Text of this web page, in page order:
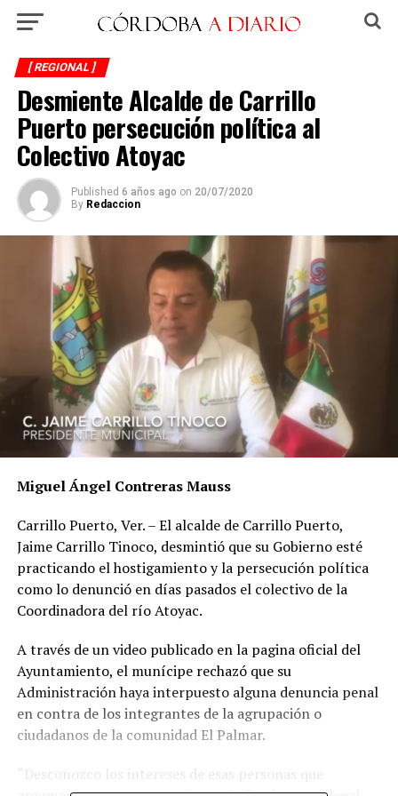
[ REGIONAL ]
Desmiente Alcalde de Carrillo
Puerto persecución política al
Colectivo Atoyac
Published 6 años ago on 20/07/2020
By Redaccion
Miguel Ángel Contreras Mauss
Carrillo Puerto, Ver. – El alcalde de Carrillo Puerto,
Jaime Carrillo Tinoco, desmintió que su Gobierno esté
practicando el hostigamiento y la persecución política
como lo denunció en días pasados el colectivo de la
Coordinadora del río Atoyac.
A través de un video publicado en la pagina oficial del
Ayuntamiento, el munícipe rechazó que su
Administración haya interpuesto alguna denuncia penal
en contra de los integrantes de la agrupación o
ciudadanos de la comunidad El Palmar.
“Desconozco los intereses de esas personas que